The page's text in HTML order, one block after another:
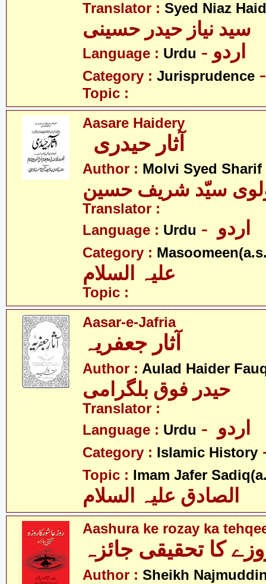
Translator : Syed Niaz
سید نیاز حیدر حسینی
Language : Urdu - اردو
Category : Jurisprudence
Topic :
Aasare Haidery
آثار حیدری
Author : Molvi Syed Sharif
سیّد شریف حسین
Translator :
Language : Urdu
Category :
Topic :
Aasar-e-Jafria
آثار جعفریہ
Author : Aulad Haider
حیدر فوق بلگرامی
Translator :
Language : Urdu
Category : Islamic History
Topic : Imam Jafer
الصادق علیہ السلام
Aashura ke rozay ka
کا تحقیقی جائزہ
Author : Sheikh